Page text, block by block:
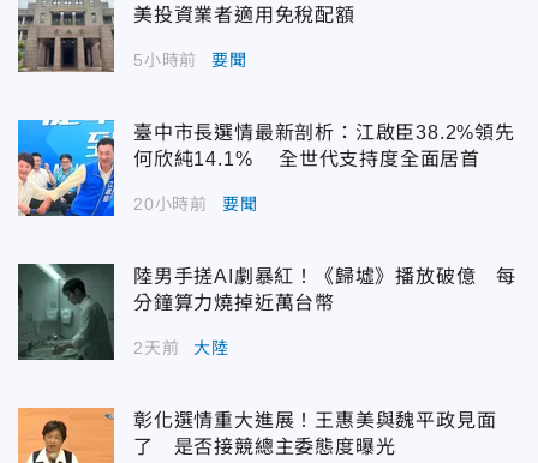
美投資業者適用免稅配額
5小時前 要聞
臺中市長選情最新剖析：江啟臣38.2%領先
何欣純14.1% 全世代支持度全面居首
20小時前 要聞
陸男手搓AI劇暴紅！《歸墟》播放破億 每
分鐘算力燒掉近萬台幣
2天前 大陸
彰化選情重大進展！王惠美與魏平政見面
了 是否接競總主委態度曝光